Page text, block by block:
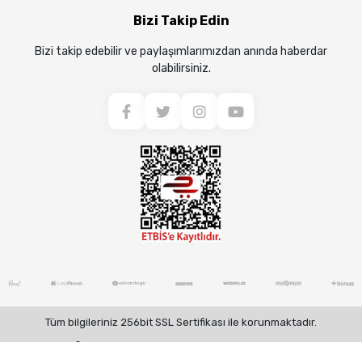
Bizi Takip Edin
Bizi takip edebilir ve paylaşımlarımızdan anında haberdar
olabilirsiniz.
Tüm bilgileriniz 256bit SSL Sertifikası ile korunmaktadır.